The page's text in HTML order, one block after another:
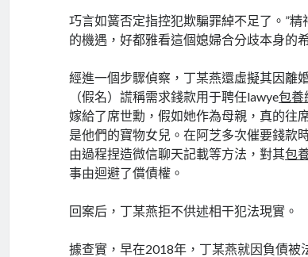
巧言如簧否定指控犯欺騙罪綽不足了。”
的機遇，好都雅看這個媳婦合分歧本身的
經進一個步驟偵察，丁某燕還虛擬其因離
（假名）謊稱需求錢款用于聘任lawye包養
嫁給了席世勳，假如她作為母親，真的往
是他們的寶物女兒。在阿芝多次催要錢款
由過程捏造微信聊天記載等方法，對其包
事由迴避了償債權。
回案后，丁某燕拒不供述相干犯法現實。
據查實，早在2018年，丁某燕就因負債被